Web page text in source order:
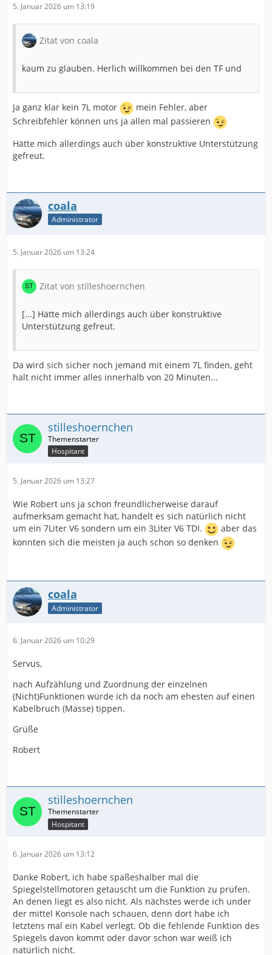
5. Januar 2026 um 13:19
Zitat von coala
kaum zu glauben. Herlich willkommen bei den TF und
Ja ganz klar kein 7L motor
mein Fehler, aber
Schreibfehler können uns ja allen mal passieren
Hätte mich allerdings auch über konstruktive Unterstützung
gefreut.
coala
Administrator
5. Januar 2026 um 13:24
Zitat von stilleshoernchen
[...] Hätte mich allerdings auch über konstruktive
Unterstützung gefreut.
Da wird sich sicher noch jemand mit einem 7L finden, geht
halt nicht immer alles innerhalb von 20 Minuten...
stilleshoernchen
Hospitant
5. Januar 2026 um 13:27
Wie Robert uns ja schon freundlicherweise darauf
aufmerksam gemacht hat, handelt es sich natürlich nicht
um ein 7Liter V6 sondern um ein 3Liter V6 TDI.
aber das
konnten sich die meisten ja auch schon so denken
coala
Administrator
6. Januar 2026 um 10:29
Servus,
nach Aufzählung und Zuordnung der einzelnen
(Nicht)Funktionen würde ich da noch am ehesten auf einen
Kabelbruch (Masse) tippen.
Grüße
Robert
stilleshoernchen
Hospitant
6. Januar 2026 um 13:12
Danke Robert, ich habe spaßeshalber mal die
Spiegelstellmotoren getauscht um die Funktion zu prüfen.
An denen liegt es also nicht. Als nächstes werde ich under
der mittel Konsole nach schauen, denn dort habe ich
letztens mal ein Kabel verlegt. Ob die fehlende Funktion des
Spiegels davon kommt oder davor schon war weiß ich
natürlich nicht.